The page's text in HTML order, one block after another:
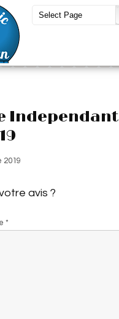
Independant
2019
avis ?
*